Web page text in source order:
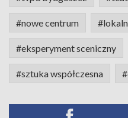
#nowe centrum
#eksperyment sceniczny
#sztuka współczesna